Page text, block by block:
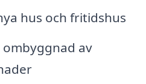
hus och fritidshus
av